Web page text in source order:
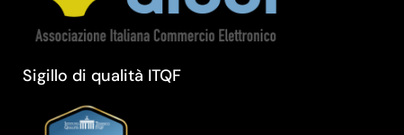
Sigillo di qualità ITQF